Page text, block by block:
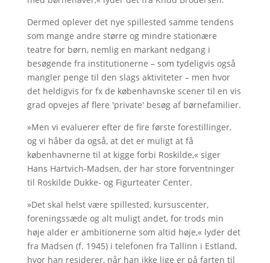
Dermed oplever det nye spillested samme tendens
som mange andre større og mindre stationære
teatre for børn, nemlig en markant nedgang i
besøgende fra institutionerne – som tydeligvis også
mangler penge til den slags aktiviteter – men hvor
det heldigvis for fx de københavnske scener til en vis
grad opvejes af flere 'private' besøg af børnefamilier.
»Men vi evaluerer efter de fire første forestillinger,
og vi håber da også, at det er muligt at få
københavnerne til at kigge forbi Roskilde,« siger
Hans Hartvich-Madsen, der har store forventninger
til Roskilde Dukke- og Figurteater Center.
»Det skal helst være spillested, kursuscenter,
foreningssæde og alt muligt andet, for trods min
høje alder er ambitionerne som altid høje,« lyder det
fra Madsen (f. 1945) i telefonen fra Tallinn i Estland,
hvor han residerer, når han ikke lige er på farten til